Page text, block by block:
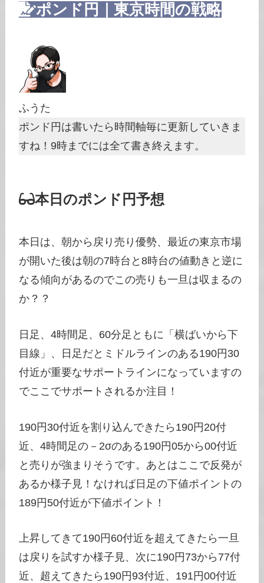
ポンド円｜東京時間の戦略
ふうた
ポンド円は書いたら時間軸毎に更新していきま
すね！9時までには全て書き終えます。
本日のポンド円予想
本日は、朝から戻り売り優勢、最近の東京市場
が開いた後は朝の7時台と8時台の値動きと逆に
なる傾向があるのでこの売りも一旦は収まるの
か？？
日足、4時間足、60分足ともに「横ばいから下
目線」、日足だとミドルラインのある190円30
付近が重要なサポートラインになっていますの
でここでサポートされるか注目！
190円30付近を割り込んできたら190円20付
近、4時間足の－2σのある190円05から00付近
と売りが強まりそうです。あとはここで反発が
あるか様子見！なければ日足の下値ポイントの
189円50付近が下値ポイント！
上昇してきて190円60付近を超えてきたら一旦
は戻りを試すか様子見、次に190円73から77付
近、超えてきたら190円93付近、191円00付近